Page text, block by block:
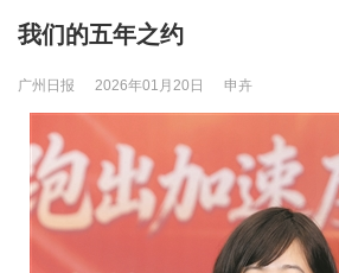
我们的五年之约
广州日报 2026年01月20日 申卉